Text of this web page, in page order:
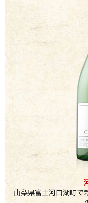
山梨県富士河口湖町で